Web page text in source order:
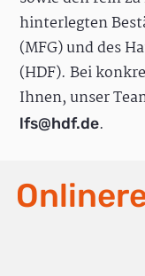
hinterlegten
(MFG) und des
(HDF). Bei
Ihnen, unser
lfs@hdf.de.